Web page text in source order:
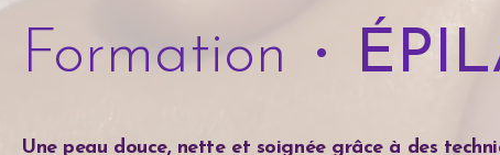
Formation •
Une peau douce, nette et soignée grâce à des